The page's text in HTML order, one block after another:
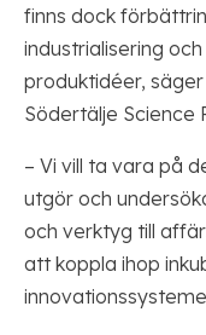
finns dock
industrialisering
produktidéer,
Södertälje Science
– Vi vill ta vara på
utgör och
och verktyg till
att koppla ihop